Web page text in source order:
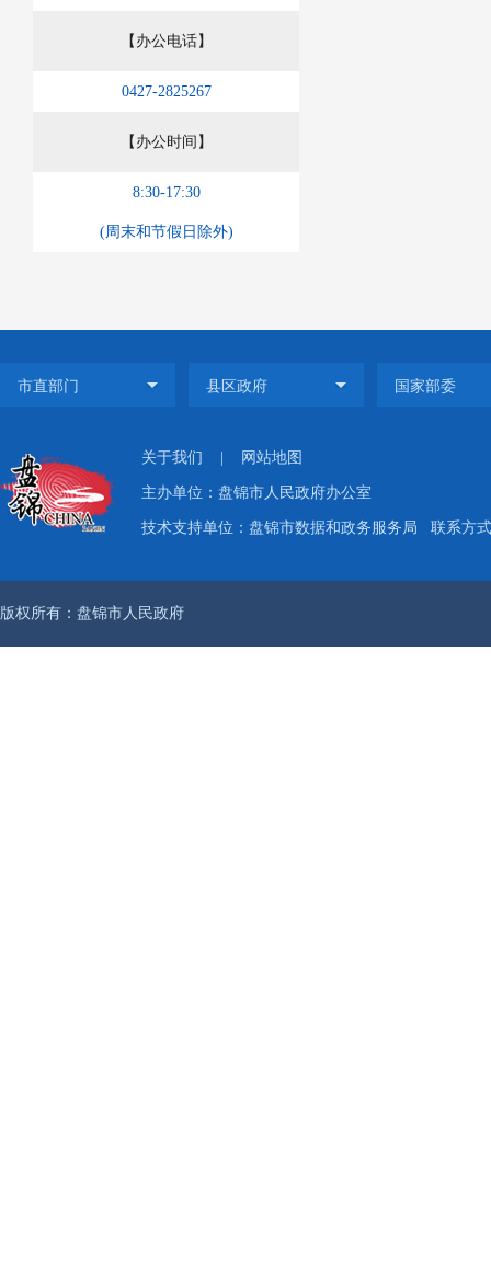
【办公电话】
0427-2825267
【办公时间】
8:30-17:30
(周末和节假日除外)
关于我们 网站地图
主办单位：盘锦市人民政府办公室
技术支持单位：盘锦市数据和政务服务局 联系方
版权所有：盘锦市人民政府